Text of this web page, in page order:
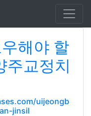
해야 할
주교정치
uijeongb
jinsil